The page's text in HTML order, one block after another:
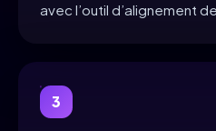
avec l’outil d’alignement
3